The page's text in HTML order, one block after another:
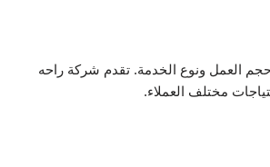
العمل ونوع الخدمة. تقدم شركة راحه
مختلف العملاء.